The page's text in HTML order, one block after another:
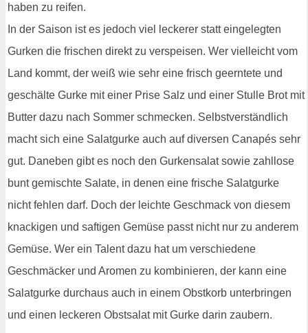
haben zu reifen.
In der Saison ist es jedoch viel leckerer statt eingelegten
Gurken die frischen direkt zu verspeisen. Wer vielleicht vom
Land kommt, der weiß wie sehr eine frisch geerntete und
geschälte Gurke mit einer Prise Salz und einer Stulle Brot mit
Butter dazu nach Sommer schmecken. Selbstverständlich
macht sich eine Salatgurke auch auf diversen Canapés sehr
gut. Daneben gibt es noch den Gurkensalat sowie zahllose
bunt gemischte Salate, in denen eine frische Salatgurke
nicht fehlen darf. Doch der leichte Geschmack von diesem
knackigen und saftigen Gemüse passt nicht nur zu anderem
Gemüse. Wer ein Talent dazu hat um verschiedene
Geschmäcker und Aromen zu kombinieren, der kann eine
Salatgurke durchaus auch in einem Obstkorb unterbringen
und einen leckeren Obstsalat mit Gurke darin zaubern.